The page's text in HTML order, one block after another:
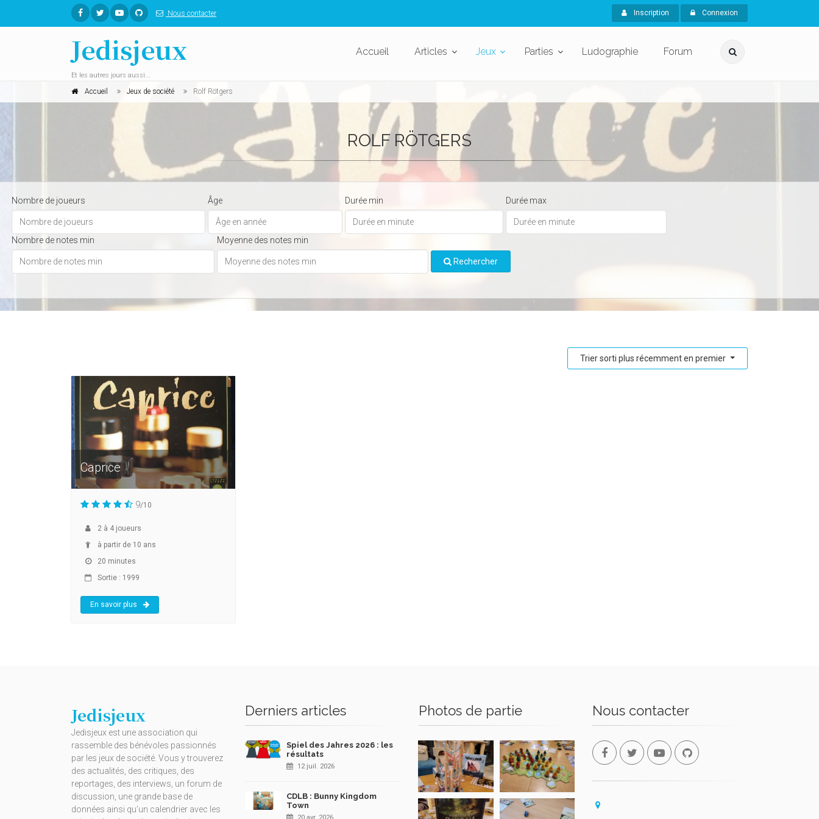
Nous contacter Inscription Connexion
Jedisjeux
Et les autres jours aussi...
Accueil Articles Jeux Parties Ludographie Forum
Accueil Jeux de société Rolf Rötgers
ROLF RÖTGERS
Nombre de joueurs Âge Durée min Durée max
Nombre de notes min Moyenne des notes min
Rechercher
Trier sorti plus récemment en premier
Caprice
9/10
2 à 4 joueurs
à partir de 10 ans
20 minutes
Sortie : 1999
En savoir plus
Jedisjeux
Jedisjeux est une association qui
rassemble des bénévoles passionnés
par les jeux de société. Vous y trouverez
des actualités, des critiques, des
reportages, des interviews, un forum de
discussion, une grande base de
données ainsi qu’un calendrier avec les
Derniers articles
Spiel des Jahres 2026 : les
résultats
12 juil. 2026
CDLB : Bunny Kingdom
Town
20 avr. 2026
Photos de partie Nous contacter